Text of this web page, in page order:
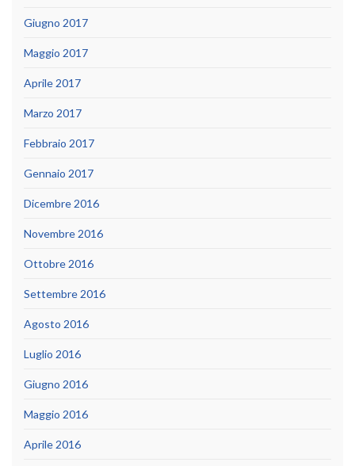
Giugno 2017
Maggio 2017
Aprile 2017
Marzo 2017
Febbraio 2017
Gennaio 2017
Dicembre 2016
Novembre 2016
Ottobre 2016
Settembre 2016
Agosto 2016
Luglio 2016
Giugno 2016
Maggio 2016
Aprile 2016